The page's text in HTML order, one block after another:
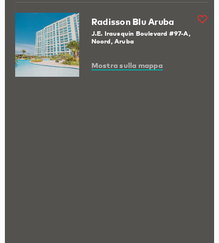
Radisson Blu Aruba
J.E. Irausquin Boulevard #97-A,
Noord, Aruba
Mostra sulla mappa